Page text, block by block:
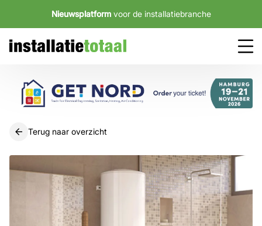
Nieuwsplatform voor de installatiebranche
Terug naar overzicht